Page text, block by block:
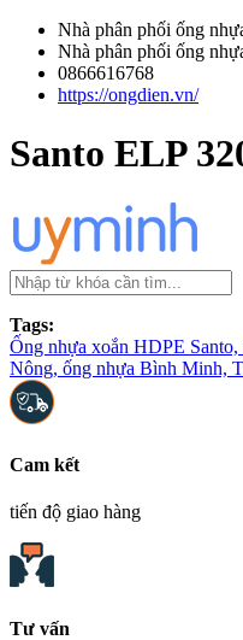
Nhà phân phối ống
Nhà phân phối ống
0866616768
https://ongdien.vn/
Santo ELP
Tags:
Ống nhựa xoắn HDPE
Nông, ống nhựa Bình Minh,
Cam kết
tiến độ giao hàng
Tư vấn